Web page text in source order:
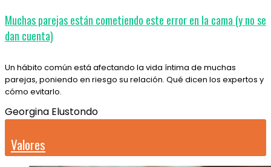
Muchas parejas están cometiendo este error en la cama (y no se
dan cuenta)
Un hábito común está afectando la vida íntima de muchas
parejas, poniendo en riesgo su relación. Qué dicen los expertos y
cómo evitarlo.
Georgina Elustondo
Valores